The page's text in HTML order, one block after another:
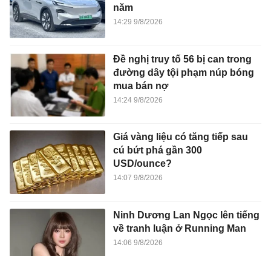
năm
14:29 9/8/2026
Đề nghị truy tố 56 bị can trong
đường dây tội phạm núp bóng
mua bán nợ
14:24 9/8/2026
Giá vàng liệu có tăng tiếp sau
cú bứt phá gần 300
USD/ounce?
14:07 9/8/2026
Ninh Dương Lan Ngọc lên tiếng
về tranh luận ở Running Man
14:06 9/8/2026